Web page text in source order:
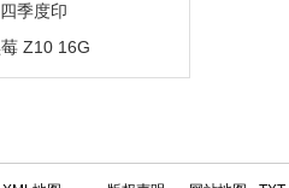
季度印
Z10 16G